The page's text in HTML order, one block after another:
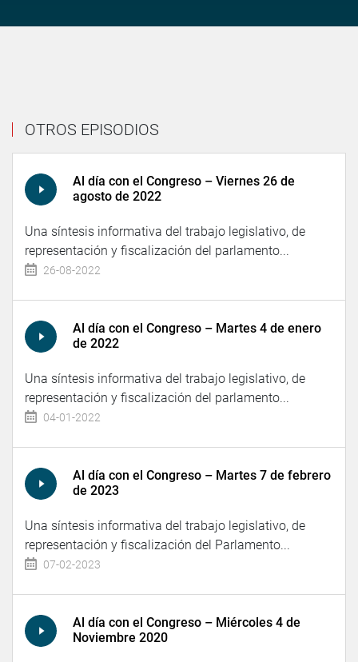
OTROS EPISODIOS
Al día con el Congreso – Viernes 26 de
agosto de 2022
Una síntesis informativa del trabajo legislativo, de
representación y fiscalización del parlamento...
26-08-2022
Al día con el Congreso – Martes 4 de enero
de 2022
Una síntesis informativa del trabajo legislativo, de
representación y fiscalización del parlamento...
04-01-2022
Al día con el Congreso – Martes 7 de febrero
de 2023
Una síntesis informativa del trabajo legislativo, de
representación y fiscalización del Parlamento...
07-02-2023
Al día con el Congreso – Miércoles 4 de
Noviembre 2020